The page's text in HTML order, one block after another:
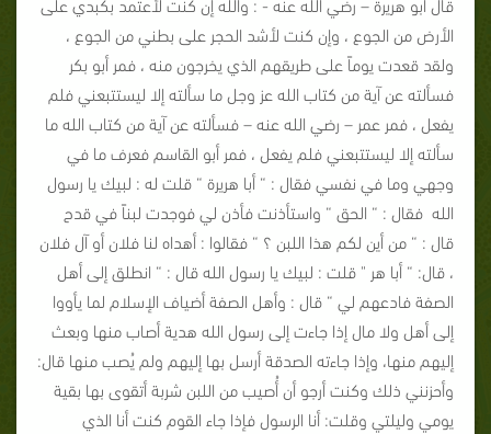
الأرض من الجوع ، وإن كنت لأشد الحجر على بطني من الجوع ،
ولقد قعدت يوماً على طريقهم الذي يخرجون منه ، فمر أبو بكر
فسألته عن آية من كتاب الله عز وجل ما سألته إلا ليستتبعني فلم
يفعل ، فمر عمر – رضي الله عنه – فسألته عن آية من كتاب الله ما
سألته إلا ليستتبعني فلم يفعل ، فمر أبو القاسم فعرف ما في
وجهي وما في نفسي فقال : “ أبا هريرة “ قلت له : لبيك يا رسول
الله فقال : “ الحق “ واستأذنت فأذن لي فوجدت لبناً في قدح
قال : “ من أين لكم هذا اللبن ؟ “ فقالوا : أهداه لنا فلان أو آل فلان
، قال: “ أبا هر " قلت : لبيك يا رسول الله قال : “ انطلق إلى أهل
الصفة فادعهم لي “ قال : وأهل الصفة أضياف الإسلام لما يأووا
إلى أهل ولا مال إذا جاءت إلى رسول الله هدية أصاب منها وبعث
إليهم منها، وإذا جاءته الصدقة أرسل بها إليهم ولم يُصب منها قال:
وأحزنني ذلك وكنت أرجو أن أُصيب من اللبن شربة أتقوى بها بقية
يومي وليلتي وقلت: أنا الرسول فإذا جاء القوم كنت أنا الذي